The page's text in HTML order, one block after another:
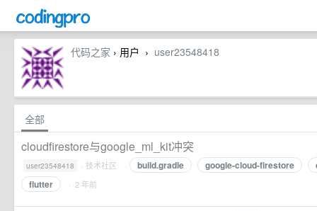
代码之家 › 用户 › user23548418
全部
cloudfirestore与google_ml_kit冲突
user23548418 · 技术社区 · build.gradle google-cloud-firestore
flutter
· 2 年前